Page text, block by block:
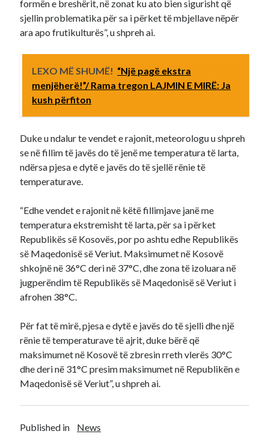
formën e breshërit, në zonat ku ato bien sigurisht që
sjellin problematika për sa i përket të mbjellave nëpër
ara apo frutikulturës”, u shpreh ai.
LEXO MË SHUMË! “Një pagë ekstra
menjëherë!”/ Rama tregon LAJMIN E MIRË: Ja
kush përfiton
Duke u ndalur te vendet e rajonit, meteorologu u shpreh
se në fillim të javës do të jenë me temperatura të larta,
ndërsa pjesa e dytë e javës do të sjellë rënie të
temperaturave.
“Edhe vendet e rajonit në këtë fillimjave janë me
temperatura ekstremisht të larta, për sa i përket
Republikës së Kosovës, por po ashtu edhe Republikës
së Maqedonisë së Veriut. Maksimumet në Kosovë
shkojnë në 36°C deri në 37°C, dhe zona të izoluara në
jugperëndim të Republikës së Maqedonisë së Veriut i
afrohen 38°C.
Për fat të mirë, pjesa e dytë e javës do të sjelli dhe një
rënie të temperaturave të ajrit, duke bërë që
maksimumet në Kosovë të zbresin rreth vlerës 30°C
dhe deri në 31°C presim maksimumet në Republikën e
Maqedonisë së Veriut”, u shpreh ai.
Published in News